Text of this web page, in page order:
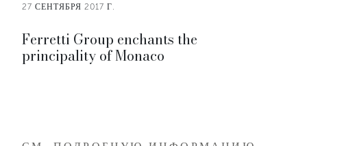
27 СЕНТЯБРЯ 2017 Г.
Ferretti Group enchants the
principality of Monaco